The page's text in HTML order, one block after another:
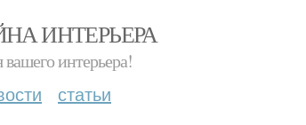
ИНТЕРЬЕРА
интерьера!
статьи